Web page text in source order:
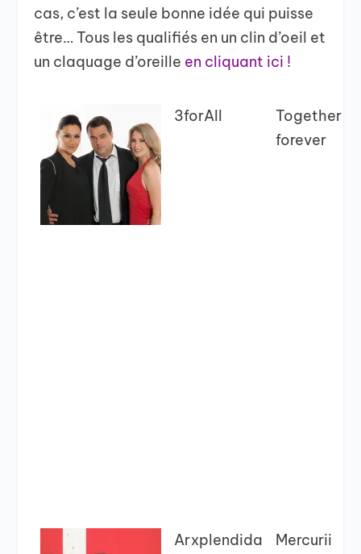
cas, c’est la seule bonne idée qui puisse
être… Tous les qualifiés en un clin d’oeil et
un claquage d’oreille en cliquant ici !
3forAll
Together
forever
Arxplendida
Mercurii